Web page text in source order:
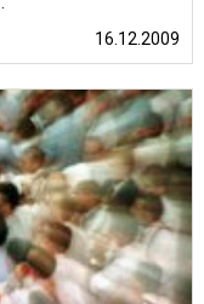
16.12.2009